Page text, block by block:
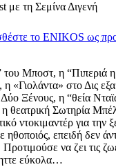
με τη Σεμίνα Διγενή
το ENIKOS ως
Μποστ, η “Πιπεριά
«Γιολάντα» στο Δις
Ξένους, η “θεία
η θεατρική Σωτηρία
ντοκιμαντέρ για την
επειδή δεν
να ζει τις
εύκολα…